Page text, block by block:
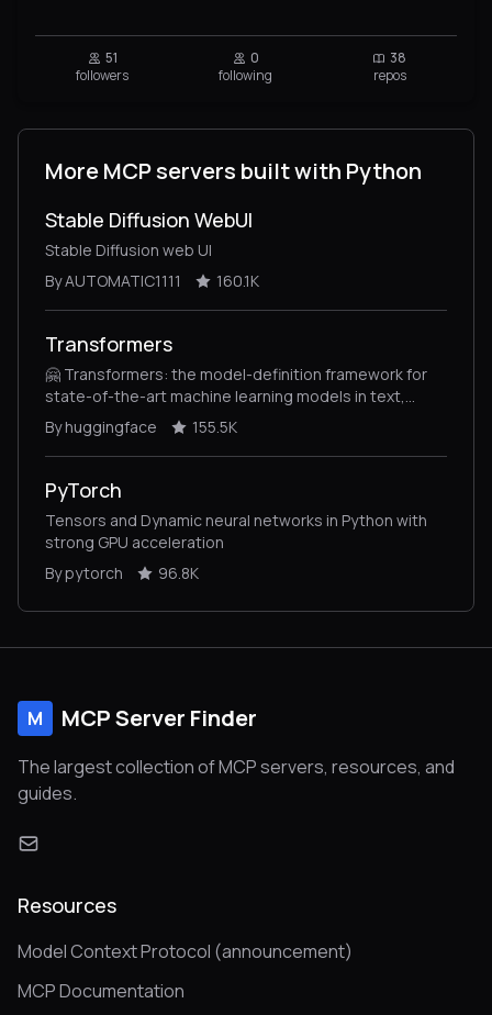
51
followers
0
following
38
repos
More MCP servers built with Python
Stable Diffusion WebUI
Stable Diffusion web UI
By AUTOMATIC1111
160.1K
Transformers
🤗 Transformers: the model-definition framework for
state-of-the-art machine learning models in text,
vision, audio, and multimodal models, for both
inference and training.
By huggingface 155.5K
PyTorch
Tensors and Dynamic neural networks in Python with
strong GPU acceleration
By pytorch
96.8K
M MCP Server Finder
The largest collection of MCP servers, resources, and
guides.
Resources
Model Context Protocol (announcement)
MCP Documentation